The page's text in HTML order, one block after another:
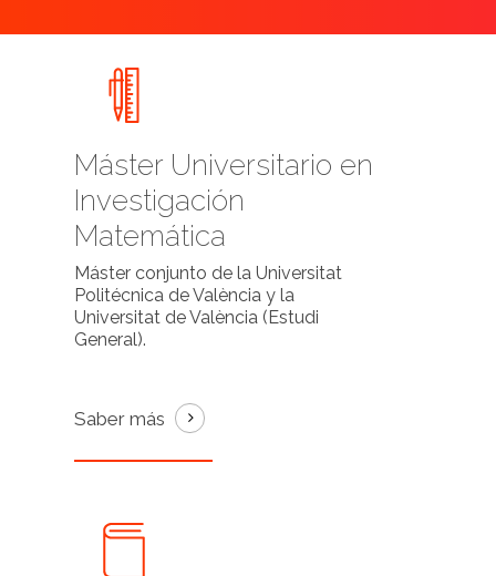
Máster Universitario en
Investigación
Matemática
Máster conjunto de la Universitat
Politécnica de València y la
Universitat de València (Estudi
General).
Saber más